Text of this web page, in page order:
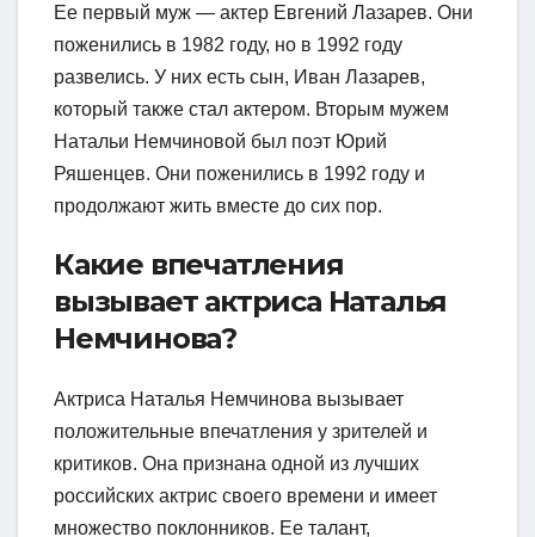
Ее первый муж — актер Евгений Лазарев. Они
поженились в 1982 году, но в 1992 году
развелись. У них есть сын, Иван Лазарев,
который также стал актером. Вторым мужем
Натальи Немчиновой был поэт Юрий
Ряшенцев. Они поженились в 1992 году и
продолжают жить вместе до сих пор.
Какие впечатления
вызывает актриса Наталья
Немчинова?
Актриса Наталья Немчинова вызывает
положительные впечатления у зрителей и
критиков. Она признана одной из лучших
российских актрис своего времени и имеет
множество поклонников. Ее талант,